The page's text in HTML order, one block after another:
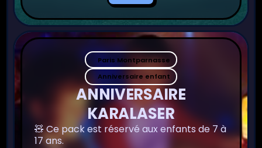
Paris Montparnasse
Anniversaire enfant
ANNIVERSAIRE
KARALASER
🧸 Ce pack est réservé aux enfants de 7 à
17 ans.